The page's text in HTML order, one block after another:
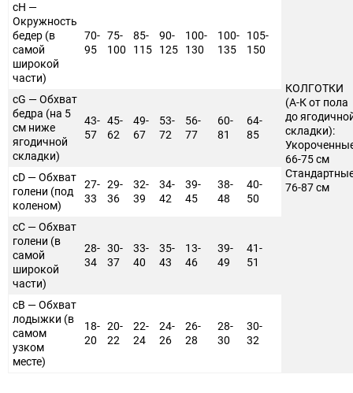
КОЛГОТКИ
(А-К от пола
до
складки):
66-75 см
76-87 см
cH —
Окружность
бедер (в
самой
широкой
части)
70-
95
75-
100
85-
115
90-
125
100-
130
100-
135
105-
150
cG — Обхват
бедра (на 5
см ниже
ягодичной
складки)
43-
57
45-
62
49-
67
53-
72
56-
77
60-
81
64-
85
cD — Обхват
голени (под
коленом)
27-
33
29-
36
32-
39
34-
42
39-
45
38-
48
40-
50
cC — Обхват
голени (в
самой
широкой
части)
28-
34
30-
37
33-
40
35-
43
13-
46
39-
49
41-
51
cB — Обхват
лодыжки (в
самом
узком
месте)
18-
20
20-
22
22-
24
24-
26
26-
28
28-
30
30-
32